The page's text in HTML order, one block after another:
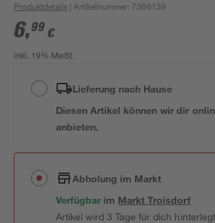
Produktdetails | Artikelnummer: 7366139
6,99 €
inkl. 19% MwSt.
Lieferung nach Hause
Diesen Artikel können wir dir
anbieten.
Abholung im Markt
Verfügbar im MarktTroisdorf
Artikel wird 3 Tage für dich hinterlegt